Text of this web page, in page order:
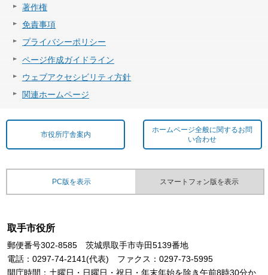
著作権
免責事項
プライバシーポリシー
ページ作成ガイドライン
ウェブアクセシビリティ方針
関連ホームページ
市役所庁舎案内
ホームページ全般に関するお問
い合わせ
PC版を表示 スマートフォン版を表示
取手市役所
郵便番号302-8585 茨城県取手市寺田5139番地
電話：0297-74-2141(代表) ファクス：0297-73-5995
開庁時間：土曜日・日曜日・祝日・年末年始を除き午前8時30分か